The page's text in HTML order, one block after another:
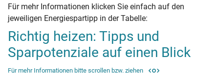
Für mehr Informationen klicken Sie einfach auf den
jeweiligen Energiespartipp in der Tabelle:
Richtig heizen: Tipps und
Sparpotenziale auf einen Blick
Für mehr Informationen bitte scrollen bzw. ziehen